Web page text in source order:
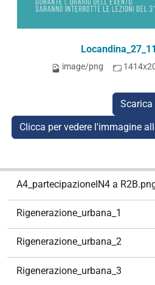
image/png
Scarica
Clicca per vedere l'immagine
A4_partecipazioneIN4 a
Rigenerazione_urbana_1
Rigenerazione_urbana_2
Rigenerazione_urbana_3